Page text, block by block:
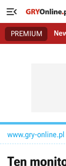

PREMIUM
www.gry-online.pl
Ten